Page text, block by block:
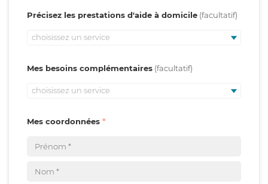
Précisez les prestations d'aide à domicile
choisissez un service
Mes besoins complémentaires
choisissez un service
Mes coordonnées